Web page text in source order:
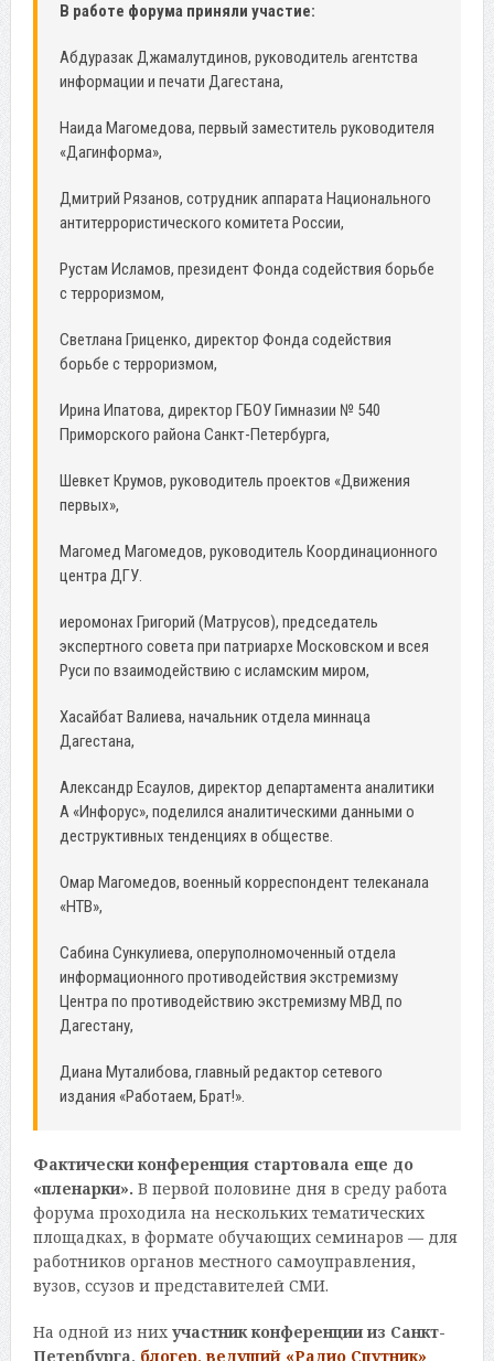
В работе форума приняли участие:
Абдуразак Джамалутдинов, руководитель агентства
информации и печати Дагестана,
Наида Магомедова, первый заместитель руководителя
«Дагинформа»,
Дмитрий Рязанов, сотрудник аппарата Национального
антитеррористического комитета России,
Рустам Исламов, президент Фонда содействия борьбе
с терроризмом,
Светлана Гриценко, директор Фонда содействия
борьбе с терроризмом,
Ирина Ипатова, директор ГБОУ Гимназии № 540
Приморского района Санкт-Петербурга,
Шевкет Крумов, руководитель проектов «Движения
первых»,
Магомед Магомедов, руководитель Координационного
центра ДГУ.
иеромонах Григорий (Матрусов), председатель
экспертного совета при патриархе Московском и всея
Руси по взаимодействию с исламским миром,
Хасайбат Валиева, начальник отдела миннаца
Дагестана,
Александр Есаулов, директор департамента аналитики
А «Инфорус», поделился аналитическими данными о
деструктивных тенденциях в обществе.
Омар Магомедов, военный корреспондент телеканала
«НТВ»,
Сабина Сункулиева, оперуполномоченный отдела
информационного противодействия экстремизму
Центра по противодействию экстремизму МВД по
Дагестану,
Диана Муталибова, главный редактор сетевого
издания «Работаем, Брат!».
Фактически конференция стартовала еще до
«пленарки». В первой половине дня в среду работа
форума проходила на нескольких тематических
площадках, в формате обучающих семинаров — для
работников органов местного самоуправления,
вузов, ссузов и представителей СМИ.
На одной из них участник конференции из Санкт-
Петербурга, блогер, ведущий «Радио Спутник»